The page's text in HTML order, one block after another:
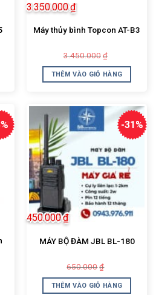
Máy thủy bình Topcon AT-B3
3.450.000 ₫
là:
3.450.000₫.
3.350.000₫
tại
là:
THÊM VÀO GIỎ HÀNG
-31%
MÁY BỘ ĐÀM JBL BL-180
650.000 ₫
là:
650.000₫.
450.000₫
tại
là:
THÊM VÀO GIỎ HÀNG